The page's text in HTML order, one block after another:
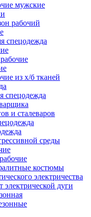
мужские
рабочий
спецодежда
из х/б тканей
спецодежда
и сталеваров
среды
костюмы
электричества
электрической дуги